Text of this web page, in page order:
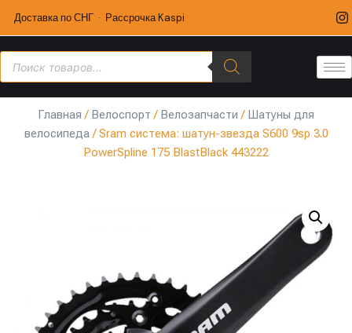
Доставка по СНГ · Рассрочка Kaspi
Главная / Велоспорт / Велозапчасти / Шатуны для
велосипеда/ Sram система: шатун-звезда S600 9sp 3.0
PowerSpline 175 BlastBlack 443222